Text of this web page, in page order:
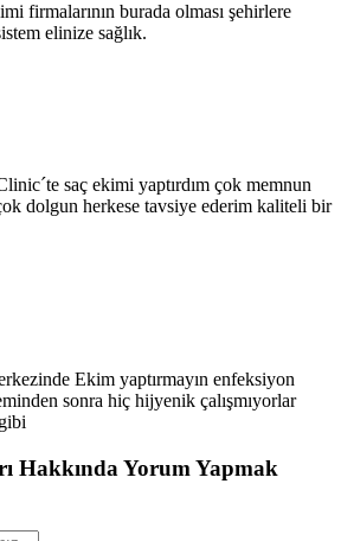
firmalarının burada olması şehirlere
elinize sağlık.
saç ekimi yaptırdım çok memnun
dolgun herkese tavsiye ederim kaliteli bir
Ekim yaptırmayın enfeksiyon
sonra hiç hijyenik çalışmıyorlar
Hakkında Yorum Yapmak